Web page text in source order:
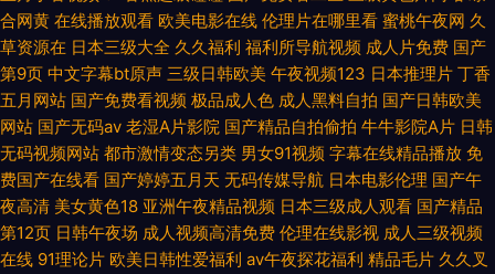
合网黄 在线播放观看 欧美电影在线 伦理片在哪里看 蜜桃午夜网 久
草资源在 日本三级大全 久久福利 福利所导航视频 成人片免费 国产
第9页 中文字幕bt原声 三级日韩欧美 午夜视频123 日本推理片 丁香
五月网站 国产免费看视频 极品成人色 成人黑料自拍 国产日韩欧美
网站 国产无码av 老湿A片影院 国产精品自拍偷拍 牛牛影院A片 日韩
无码视频网站 都市激情变态另类 男女91视频 字幕在线精品播放 免
费国产在线看 国产婷婷五月天 无码传媒导航 日本电影伦理 国产午
夜高清 美女黄色18 亚洲午夜精品视频 日本三级成人观看 国产精品
第12页 日韩午夜场 成人视频高清免费 伦理在线影视 成人三级视频
在线 91理论片 欧美日韩性爱福利 av午夜探花福利 精品毛片 久久叉